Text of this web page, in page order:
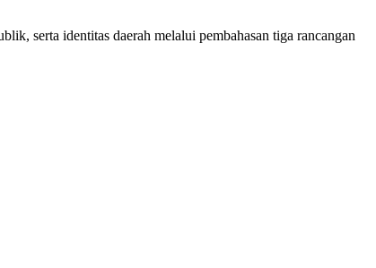
serta identitas daerah melalui pembahasan tiga rancangan